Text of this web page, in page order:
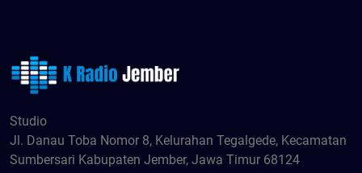
Studio
Jl. Danau Toba Nomor 8, Kelurahan Tegalgede, Kecamatan
Sumbersari Kabupaten Jember, Jawa Timur 68124